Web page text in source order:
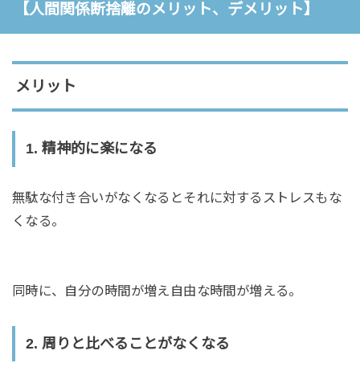
【人間関係断捨離のメリット、デメリット】
メリット
1. 精神的に楽になる
無駄な付き合いがなくなるとそれに対するストレスもな
くなる。
同時に、自分の時間が増え自由な時間が増える。
2. 周りと比べることがなくなる